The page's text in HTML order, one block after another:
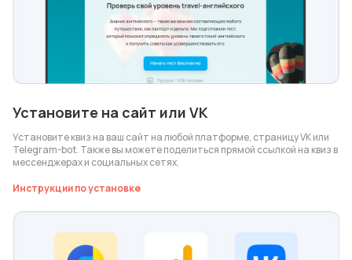
Установите на сайт или VK
Установите квиз на ваш сайт на любой платформе, страницу VK или
Telegram-bot. Также вы можете поделиться прямой ссылкой на квиз в
мессенджерах и социальных сетях.
Инструкции по установке